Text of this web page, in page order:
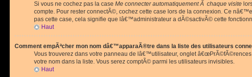
Si vous ne cochez pas la case Me connecter automatiquement Ã chaque visite
compte. Pour rester connectÃ©, cochez cette case lors de la connexion. Ce
pas cette case, cela signifie que lâ€™administrateur a dÃ©sactivÃ© cette
Haut
Comment empÃªcher mon nom dâ€™apparaÃ®tre dans la liste des utilisateurs
Vous trouverez dans votre panneau de lâ€™utilisateur, onglet â€œPrÃ©fÃ©rences
votre nom dans la liste. Vous serez comptÃ© parmi les utilisateurs invisibles.
Haut